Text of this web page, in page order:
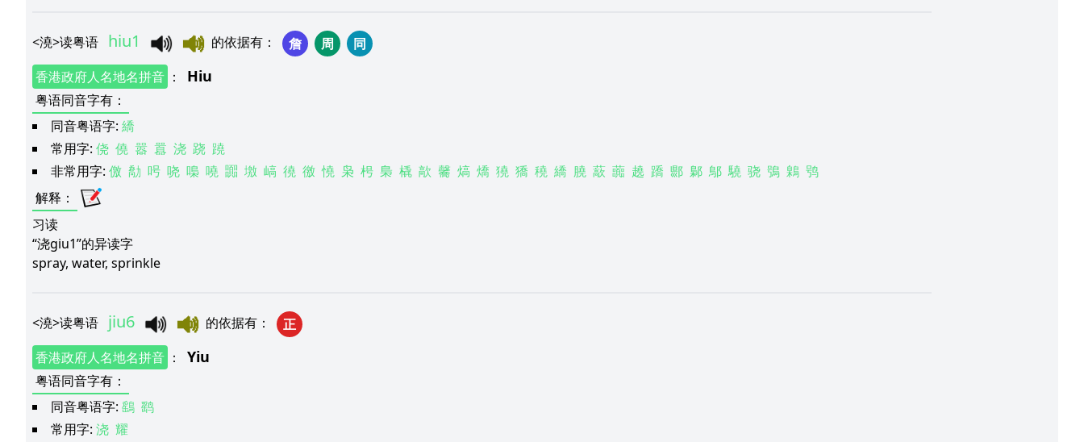
<澆>读粤语 hiu1 的依据有 ： 詹 周
同
香港政府人名地名拼音 ： Hiu
粤语同音字有 ：
同音粤语字: 繑
常用字: 侥 僥 嚣 囂 浇 跷 蹺
非常用字: 儌 勪 呺 哓 嘄 嘵 嚻 墽 嵪 徺 徼 憢 枭 枵 梟 橇 歊 毊 熇 燆 獟 獢 穘 繑 膮 藃 虈 趬 蹻 郻 鄡 鄥 驍 骁 鴞 鷍 鸮
解释 ：
习读
“浇giu1”的异读字
spray, water, sprinkle
<澆>读粤语 jiu6 的依据有 ：
正
香港政府人名地名拼音 ： Yiu
粤语同音字有 ：
同音粤语字: 鷂 鹞
常用字: 浇 耀